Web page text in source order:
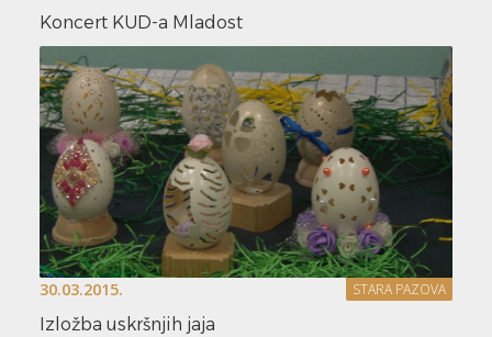
Koncert KUD-a Mladost
30.03.2015. STARA PAZOVA
Izložba uskršnjih jaja